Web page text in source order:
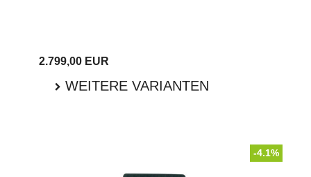
2.799,00 EUR
WEITERE VARIANTEN
-4.1%